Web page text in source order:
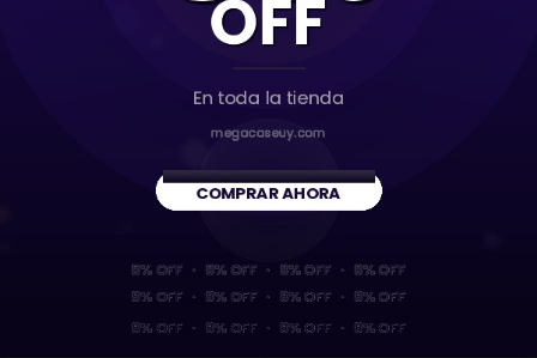
Negro Samsung A35
Negro Samsung A55